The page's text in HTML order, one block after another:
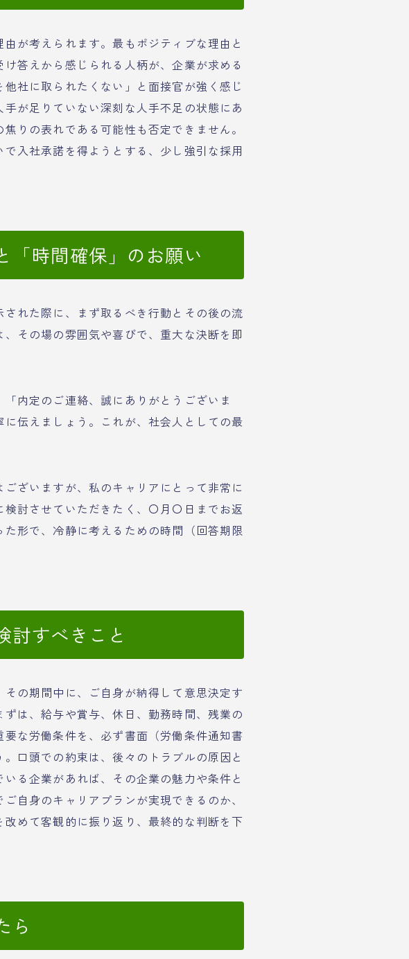
が考えられます。最もポジティブな理由と
答えから感じられる人柄が、企業が求める
社に取られたくない」と面接官が強く感じ
が足りていない深刻な人手不足の状態にあ
りの表れである可能性も否定できません。
入社承諾を得ようとする、少し強引な採用
「時間確保」のお願い
れた際に、まず取るべき行動とその後の流
その場の雰囲気や喜びで、重大な決断を即
内定のご連絡、誠にありがとうございま
伝えましょう。これが、社会人としての最
ざいますが、私のキャリアにとって非常に
討させていただきたく、〇月〇日までお返
形で、冷静に考えるための時間（回答期限
討すべきこと
の期間中に、ご自身が納得して意思決定す
は、給与や賞与、休日、勤務時間、残業の
な労働条件を、必ず書面（労働条件通知書
口頭での約束は、後々のトラブルの原因と
る企業があれば、その企業の魅力や条件と
自身のキャリアプランが実現できるのか、
めて客観的に振り返り、最終的な判断を下
ら